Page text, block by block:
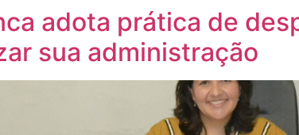
adota prática de
sua administração